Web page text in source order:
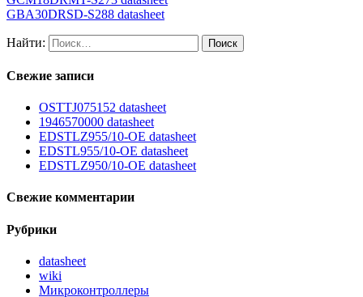
GBA30DRSD-S288 datasheet
Найти:
Свежие записи
OSTTJ075152 datasheet
1946570000 datasheet
EDSTLZ955/10-OE datasheet
EDSTL955/10-OE datasheet
EDSTLZ950/10-OE datasheet
Свежие комментарии
Рубрики
datasheet
wiki
Микроконтроллеры